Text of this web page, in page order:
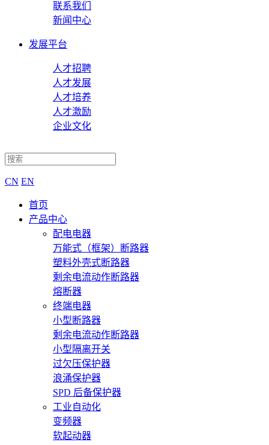
联系我们
新闻中心
发展平台
人才招聘
人才发展
人才培养
人才激励
企业文化
CN EN
首页
产品中心
配电电器
万能式（框架）断路器
塑料外壳式断路器
剩余电流动作断路器
熔断器
终端电器
小型断路器
剩余电流动作断路器
小型隔离开关
过欠压保护器
浪涌保护器
SPD 后备保护器
工业自动化
变频器
软起动器